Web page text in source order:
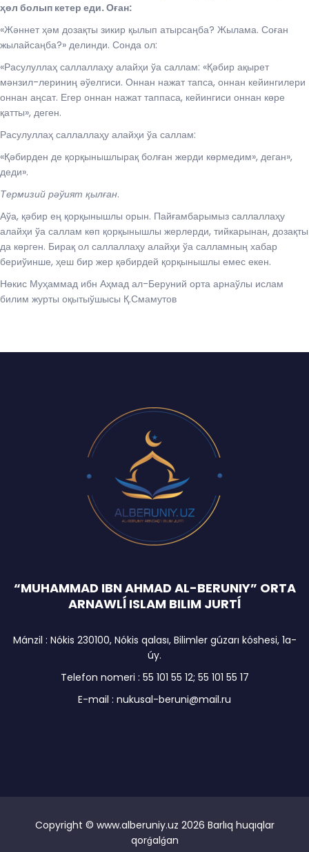
ҳөл болып кетер еди. Оған:
«Жәннет ҳәм дозақты зикир қылып атырсаңба? Жылама. Соған
жылайсаңба?» делинди. Сонда ол:
«Расулуллаҳ саллаллаҳу алайҳи ўа саллам: «Қәбир ақырет
мәнзил-лериниң әўелгиси. Оннан нажат тапса, оннан кейингилери
оннан аңсат. Егер оннан нажат таппаса, кейингиси оннан көре
қатты», деген.
Расулуллаҳ саллаллаҳу алайҳи ўа саллам:
«Қәбирден де қорқынышлырақ болған жерди көрмедим», деган»,
деди».
Термизий рәўият қылған.
Аўа, қәбир ең қорқынышлы орын. Пайғамбарымыз саллаллаҳу
алайҳи ўа саллам көп қорқынышлы жерлерди, тийкарынан, дозақты
да көрген. Бирақ ол саллаллаҳу алайҳи ўа салламның хабар
бериўинше, ҳеш бир жер қәбирдей қорқынышлы емес екен.
Нөкис Муҳаммад ибн Аҳмад ал-Беруний орта арнаўлы ислам
билим журты оқытыўшысы Қ.Смамутов
“MUHAMMAD IBN AHMAD AL-BERUNIY” ORTA
ARNAWLĺ ISLAM BILIM JURTĺ
Mánzil : Nókis 230100, Nókis qalası, Bilimler gúzarı kóshesi, 1a-
úy.
Telefon nomeri : 55 101 55 12; 55 101 55 17
E-mail : nukusal-beruni@mail.ru
Copyright © www.alberuniy.uz 2026 Barlıq huqıqlar
qorǵalǵan